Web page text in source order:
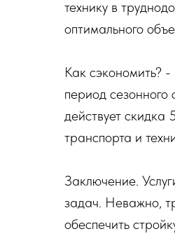
технику в
оптимального
Как сэкономить?
период
действует скидка
транспорта и
Заключение.
задач. Неважно,
обеспечить